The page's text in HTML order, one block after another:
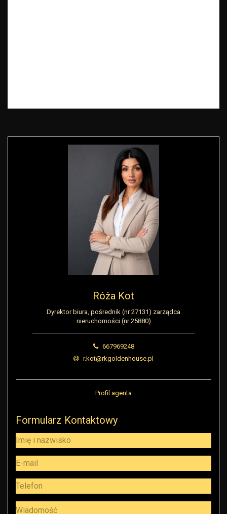
Róża Kot
Dyrektor biura, pośrednik (nr 27131) zarządca
nieruchomości (nr 25880)
667969248
r.kot@rkgoldenhouse.pl
Profil agenta
Formularz Kontaktowy